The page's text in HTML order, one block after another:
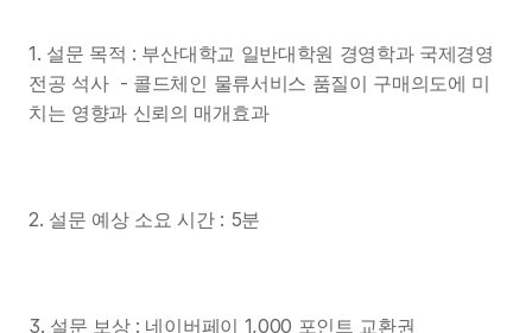
1. 설문 목적 : 부산대학교 일반대학원 경영학과 국제경영
전공 석사  - 콜드체인 물류서비스 품질이 구매의도에 미
치는 영향과 신뢰의 매개효과
2. 설문 예상 소요 시간 : 5분
3. 설문 보상 : 네이버페이 1,000 포인트 교환권